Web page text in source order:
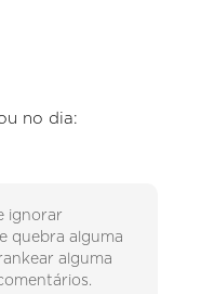
no dia:
ignorar
quebra alguma
alguma